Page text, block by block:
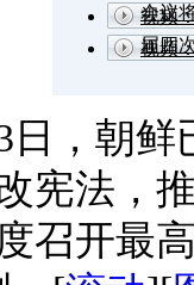
会议
视频
届四
视频
日，朝
宪法，
召开最